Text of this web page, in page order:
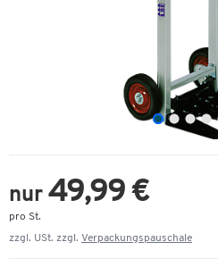
nur 49,99 €
pro St.
zzgl. USt. zzgl. Verpackungspauschale